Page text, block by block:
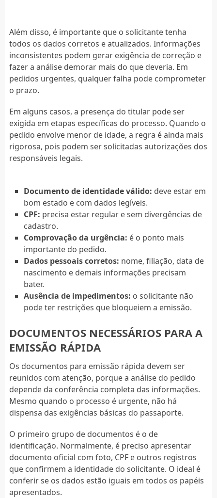
Além disso, é importante que o solicitante tenha
todos os dados corretos e atualizados. Informações
inconsistentes podem gerar exigência de correção e
fazer a análise demorar mais do que deveria. Em
pedidos urgentes, qualquer falha pode comprometer
o prazo.
Em alguns casos, a presença do titular pode ser
exigida em etapas específicas do processo. Quando o
pedido envolve menor de idade, a regra é ainda mais
rigorosa, pois podem ser solicitadas autorizações dos
responsáveis legais.
Documento de identidade válido: deve estar em
bom estado e com dados legíveis.
CPF: precisa estar regular e sem divergências de
cadastro.
Comprovação da urgência: é o ponto mais
importante do pedido.
Dados pessoais corretos: nome, filiação, data de
nascimento e demais informações precisam
bater.
Ausência de impedimentos: o solicitante não
pode ter restrições que bloqueiem a emissão.
DOCUMENTOS NECESSÁRIOS PARA A
EMISSÃO RÁPIDA
Os documentos para emissão rápida devem ser
reunidos com atenção, porque a análise do pedido
depende da conferência completa das informações.
Mesmo quando o processo é urgente, não há
dispensa das exigências básicas do passaporte.
O primeiro grupo de documentos é o de
identificação. Normalmente, é preciso apresentar
documento oficial com foto, CPF e outros registros
que confirmem a identidade do solicitante. O ideal é
conferir se os dados estão iguais em todos os papéis
apresentados.